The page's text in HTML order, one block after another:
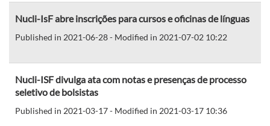
Nucli-IsF abre inscrições para cursos e oficinas de línguas
Published in 2021-06-28 - Modified in 2021-07-02 10:22
Nucli-ISF divulga ata com notas e presenças de processo
seletivo de bolsistas
Published in 2021-03-17 - Modified in 2021-03-17 10:36